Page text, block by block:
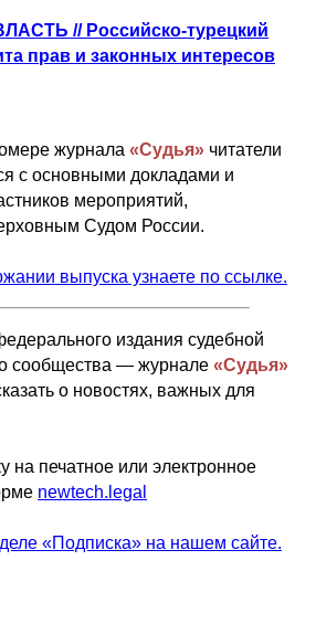
// Российско-турецкий
прав и законных интересов
журнала «Судья» читатели
с основными докладами и
мероприятий,
Судом России.
выпуска узнаете по ссылке.
издания судебной
сообщества — журнале «Судья»
о новостях, важных для
на печатное или электронное
newtech.legal
«Подписка» на нашем сайте.